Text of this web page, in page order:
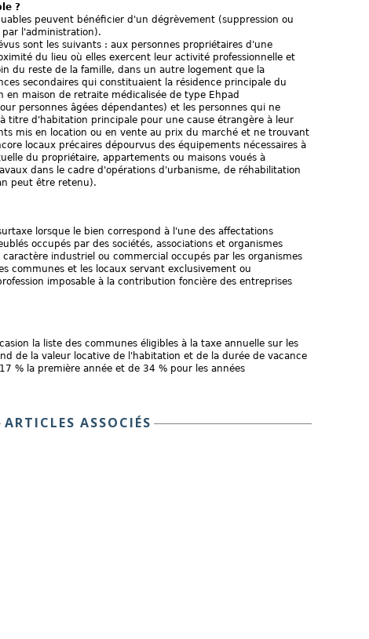
?
peuvent bénéficier d'un dégrèvement (suppression ou
l'administration).
sont les suivants : aux personnes propriétaires d'une
du lieu où elles exercent leur activité professionnelle et
du reste de la famille, dans un autre logement que la
secondaires qui constituaient la résidence principale du
en maison de retraite médicalisée de type Ehpad
personnes âgées dépendantes) et les personnes qui ne
titre d'habitation principale pour une cause étrangère à leur
mis en location ou en vente au prix du marché et ne trouvant
locaux précaires dépourvus des équipements nécessaires à
du propriétaire, appartements ou maisons voués à
dans le cadre d'opérations d'urbanisme, de réhabilitation
peut être retenu).
lorsque le bien correspond à l'une des affectations
occupés par des sociétés, associations et organismes
industriel ou commercial occupés par les organismes
communes et les locaux servant exclusivement ou
imposable à la contribution foncière des entreprises
la liste des communes éligibles à la taxe annuelle sur les
de la valeur locative de l'habitation et de la durée de vacance
% la première année et de 34 % pour les années
ARTICLES ASSOCIÉS